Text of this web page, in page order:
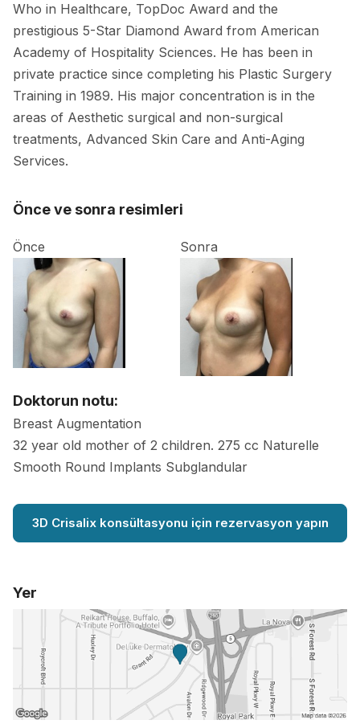
Who in Healthcare, TopDoc Award and the
prestigious 5-Star Diamond Award from American
Academy of Hospitality Sciences. He has been in
private practice since completing his Plastic Surgery
Training in 1989. His major concentration is in the
areas of Aesthetic surgical and non-surgical
treatments, Advanced Skin Care and Anti-Aging
Services.
Önce ve sonra resimleri
Önce Sonra
Doktorun notu:
Breast Augmentation
32 year old mother of 2 children. 275 cc Naturelle
Smooth Round Implants Subglandular
3D Crisalix konsültasyonu için rezervasyon yapın
Yer